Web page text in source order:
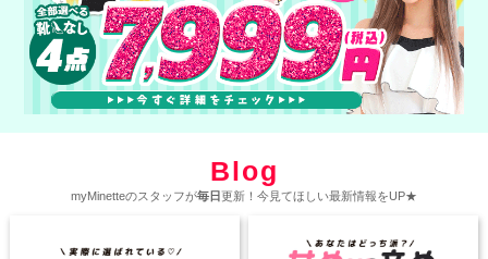
Blog
myMinetteのスタッフが毎日更新！今見てほしい最新情報をUP★